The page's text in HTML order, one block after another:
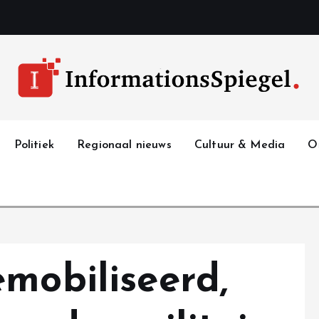
Politiek Regionaal nieuws Cultuur & Media